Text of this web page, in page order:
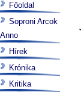
Főoldal
Soproni Arcok
Anno
Hírek
Krónika
Kritika